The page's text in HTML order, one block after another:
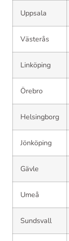
Uppsala
Västerås
Linköping
Örebro
Helsingborg
Jönköping
Gävle
Umeå
Sundsvall